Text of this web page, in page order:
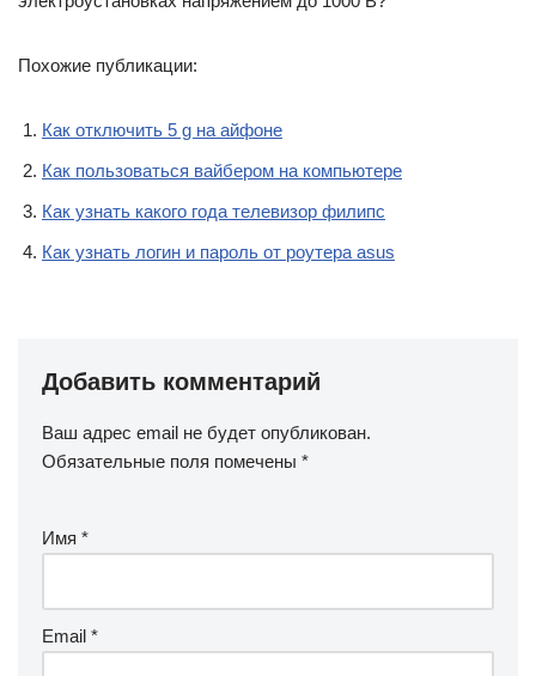
Похожие публикации:
Как отключить 5 g на айфоне
Как пользоваться вайбером на компьютере
Как узнать какого года телевизор филипс
Как узнать логин и пароль от роутера asus
Добавить комментарий
Ваш адрес email не будет опубликован.
Обязательные поля помечены *
Имя *
Email *